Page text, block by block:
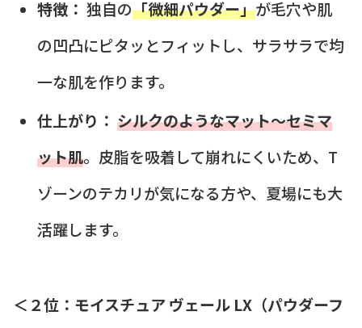
特徴： 独自の「微細パウダー」が毛穴や肌
の凹凸にピタッとフィットし、サラサラで均
一な肌を作ります。
仕上がり： シルクのようなマット〜セミマ
ット肌。皮脂を吸着して崩れにくいため、T
ゾーンのテカリが気になる方や、夏場にも大
活躍します。
＜２位：モイスチュア ヴェール LX（パウダーフ